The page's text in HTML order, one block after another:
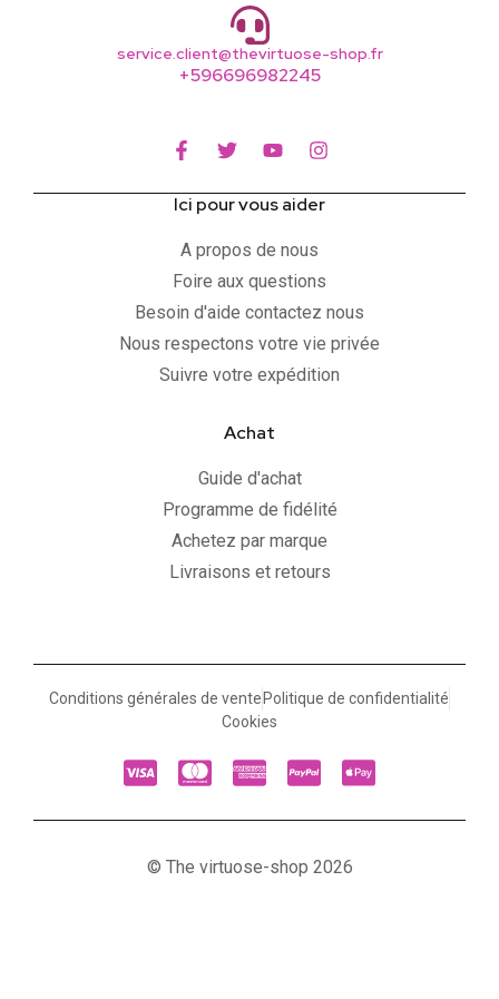
service.client@thevirtuose-shop.fr
+596696982245
Ici pour vous aider
A propos de nous
Foire aux questions
Besoin d'aide contactez nous
Nous respectons votre vie privée
Suivre votre expédition
Achat
Guide d'achat
Programme de fidélité
Achetez par marque
Livraisons et retours
Conditions générales de vente Politique de confidentialité
Cookies
© The virtuose-shop 2026